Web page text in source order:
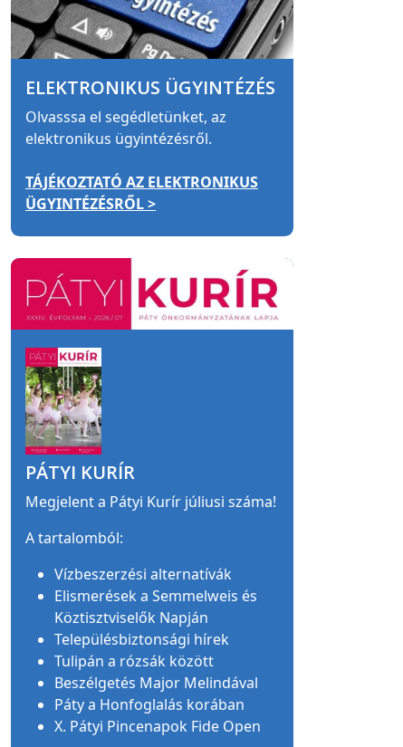
ELEKTRONIKUS ÜGYINTÉZÉS
Olvasssa el segédletünket, az
elektronikus ügyintézésről.
TÁJÉKOZTATÓ AZ ELEKTRONIKUS
ÜGYINTÉZÉSRŐL >
PÁTYI KURÍR
Megjelent a Pátyi Kurír júliusi száma!
A tartalomból:
Vízbeszerzési alternatívák
Elismerések a Semmelweis és
Köztisztviselők Napján
Településbiztonsági hírek
Tulipán a rózsák között
Beszélgetés Major Melindával
Páty a Honfoglalás korában
X. Pátyi Pincenapok Fide Open